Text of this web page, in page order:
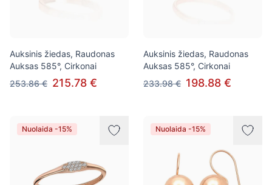
Auksinis žiedas, Raudonas
Auksas 585°, Cirkonai
253.86 € 215.78 €
Auksinis žiedas, Raudonas
Auksas 585°, Cirkonai
233.98 € 198.88 €
Nuolaida -15% Nuolaida -15%